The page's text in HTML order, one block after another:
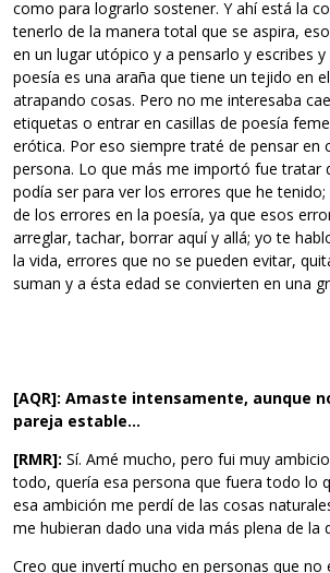
como para lograrlo sostener. Y ahí está la
tenerlo de la manera total que se aspira,
en un lugar utópico y a pensarlo y escribes y
poesía es una araña que tiene un tejido en
atrapando cosas. Pero no me interesaba
etiquetas o entrar en casillas de poesía
erótica. Por eso siempre traté de pensar en
persona. Lo que más me importó fue tratar
podía ser para ver los errores que he
de los errores en la poesía, ya que esos
arreglar, tachar, borrar aquí y allá; yo te
la vida, errores que no se pueden evitar,
suman y a ésta edad se convierten en una
[AQR]: Amaste intensamente, aunque
pareja estable…
[RMR]: Sí. Amé mucho, pero fui muy
todo, quería esa persona que fuera todo lo
esa ambición me perdí de las cosas
me hubieran dado una vida más plena de la
Creo que invertí mucho en personas que no